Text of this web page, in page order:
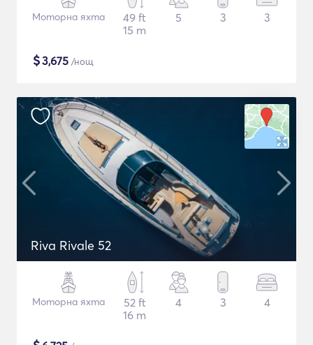
Моторна яхта
49 ft
15 m
5 3 3
$3,675 /нощ
Riva Rivale 52
Моторна яхта
52 ft
16 m
4 3 4